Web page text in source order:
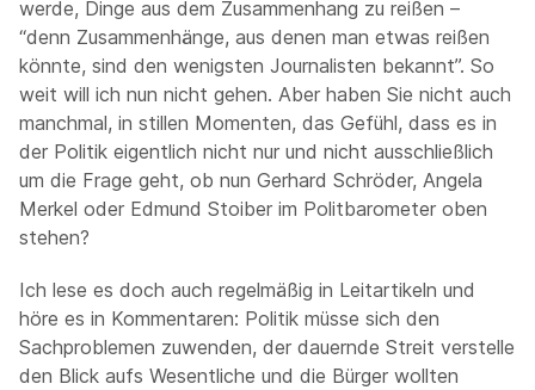
werde, Dinge aus dem Zusammenhang zu reißen –
“denn Zusammenhänge, aus denen man etwas reißen
könnte, sind den wenigsten Journalisten bekannt”. So
weit will ich nun nicht gehen. Aber haben Sie nicht auch
manchmal, in stillen Momenten, das Gefühl, dass es in
der Politik eigentlich nicht nur und nicht ausschließlich
um die Frage geht, ob nun Gerhard Schröder, Angela
Merkel oder Edmund Stoiber im Politbarometer oben
stehen?
Ich lese es doch auch regelmäßig in Leitartikeln und
höre es in Kommentaren: Politik müsse sich den
Sachproblemen zuwenden, der dauernde Streit verstelle
den Blick aufs Wesentliche und die Bürger wollten